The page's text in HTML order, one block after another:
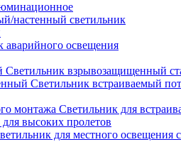
настенный светильник
аварийного освещения
Светильник взрывозащищенный
Светильник встраиваемый
Светильник для
высоких пролетов
для местного освещения